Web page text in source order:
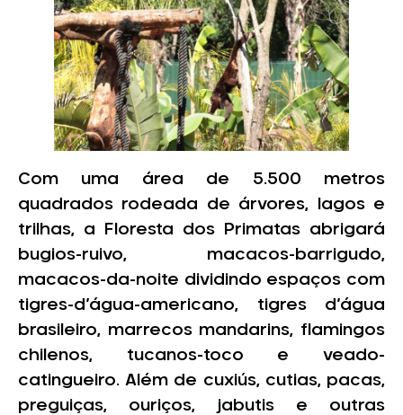
Com uma área de 5.500 metros
quadrados rodeada de árvores, lagos e
trilhas, a Floresta dos Primatas abrigará
bugios-ruivo, macacos-barrigudo,
macacos-da-noite dividindo espaços com
tigres-d’água-americano, tigres d’água
brasileiro, marrecos mandarins, flamingos
chilenos, tucanos-toco e veado-
catingueiro. Além de cuxiús, cutias, pacas,
preguiças, ouriços, jabutis e outras